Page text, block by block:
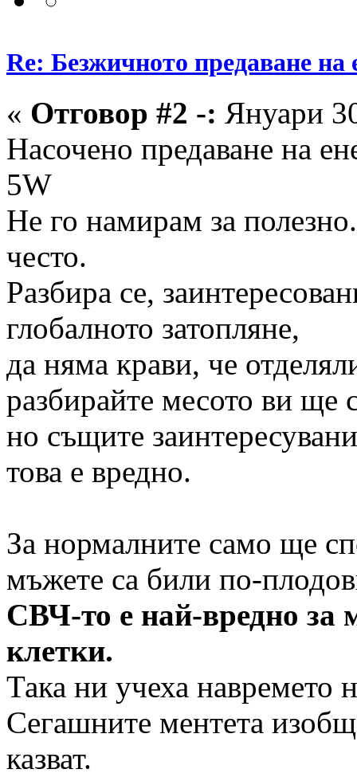
Re: Безжичното предаване на
« Отговор #2 -: Януари
Насочено предаване на
5W
Не го намирам за
често.
Разбира се,
глобалното затопляне,
да няма крави, че
разбирайте месото ви ще
но същите
това е вредно.
За нормалните само ще
мъжете са били по-
СВЧ-то е най-вредно за
клетки.
Така ни учеха навремето
Сегашните ментета
казват.